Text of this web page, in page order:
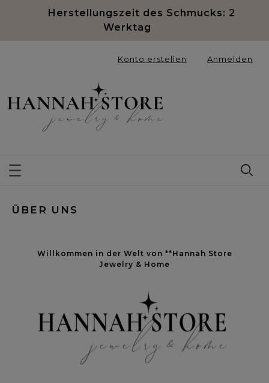
Herstellungszeit des Schmucks: 2
Werktag
Konto erstellen Anmelden
ÜBER UNS
Willkommen in der Welt von **Hannah Store
Jewelry & Home